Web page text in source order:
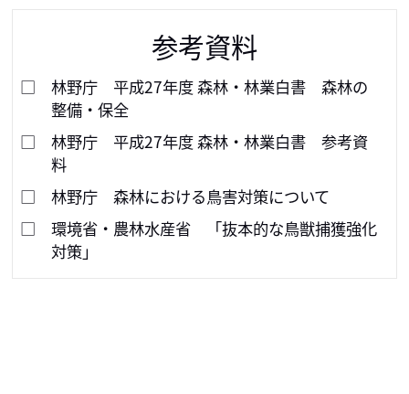
参考資料
林野庁 平成27年度 森林・林業白書 森林の
整備・保全
林野庁 平成27年度 森林・林業白書 参考資
料
林野庁 森林における鳥害対策について
環境省・農林水産省 「抜本的な鳥獣捕獲強化
対策」